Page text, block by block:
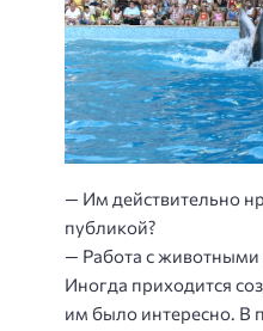
— Им действительно
публикой?
— Работа с животными
Иногда приходится
им было интересно. В